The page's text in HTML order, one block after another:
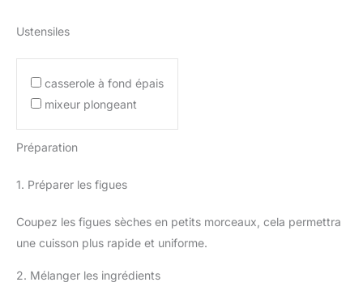
Ustensiles
casserole à fond épais
mixeur plongeant
Préparation
1. Préparer les figues
Coupez les figues sèches en petits morceaux, cela permettra
une cuisson plus rapide et uniforme.
2. Mélanger les ingrédients